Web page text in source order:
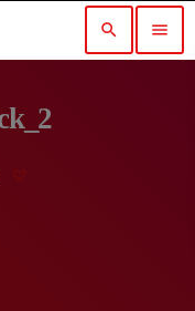
search menu